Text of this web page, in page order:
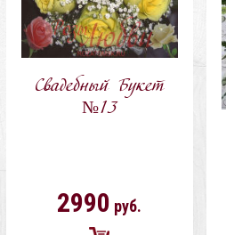
Свадебный Букет
№13
2990 руб.